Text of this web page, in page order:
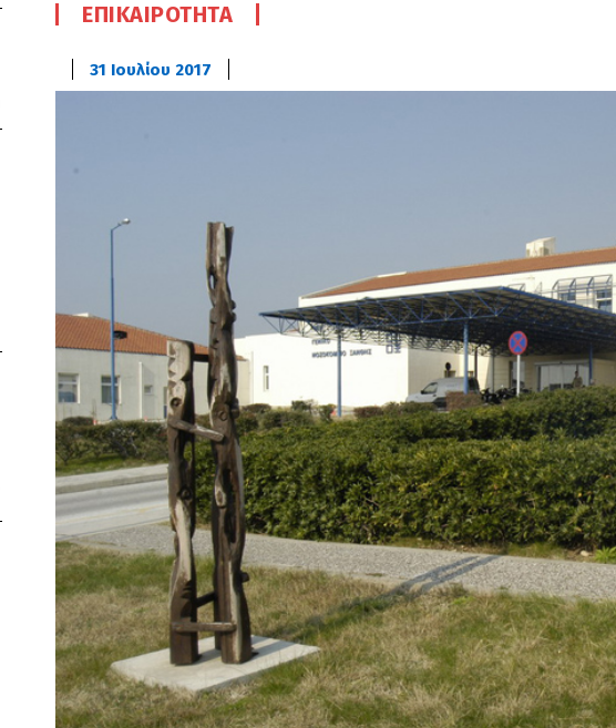
ΕΠΙΚΑΙΡΌΤΗΤΑ
31 Ιουλίου 2017